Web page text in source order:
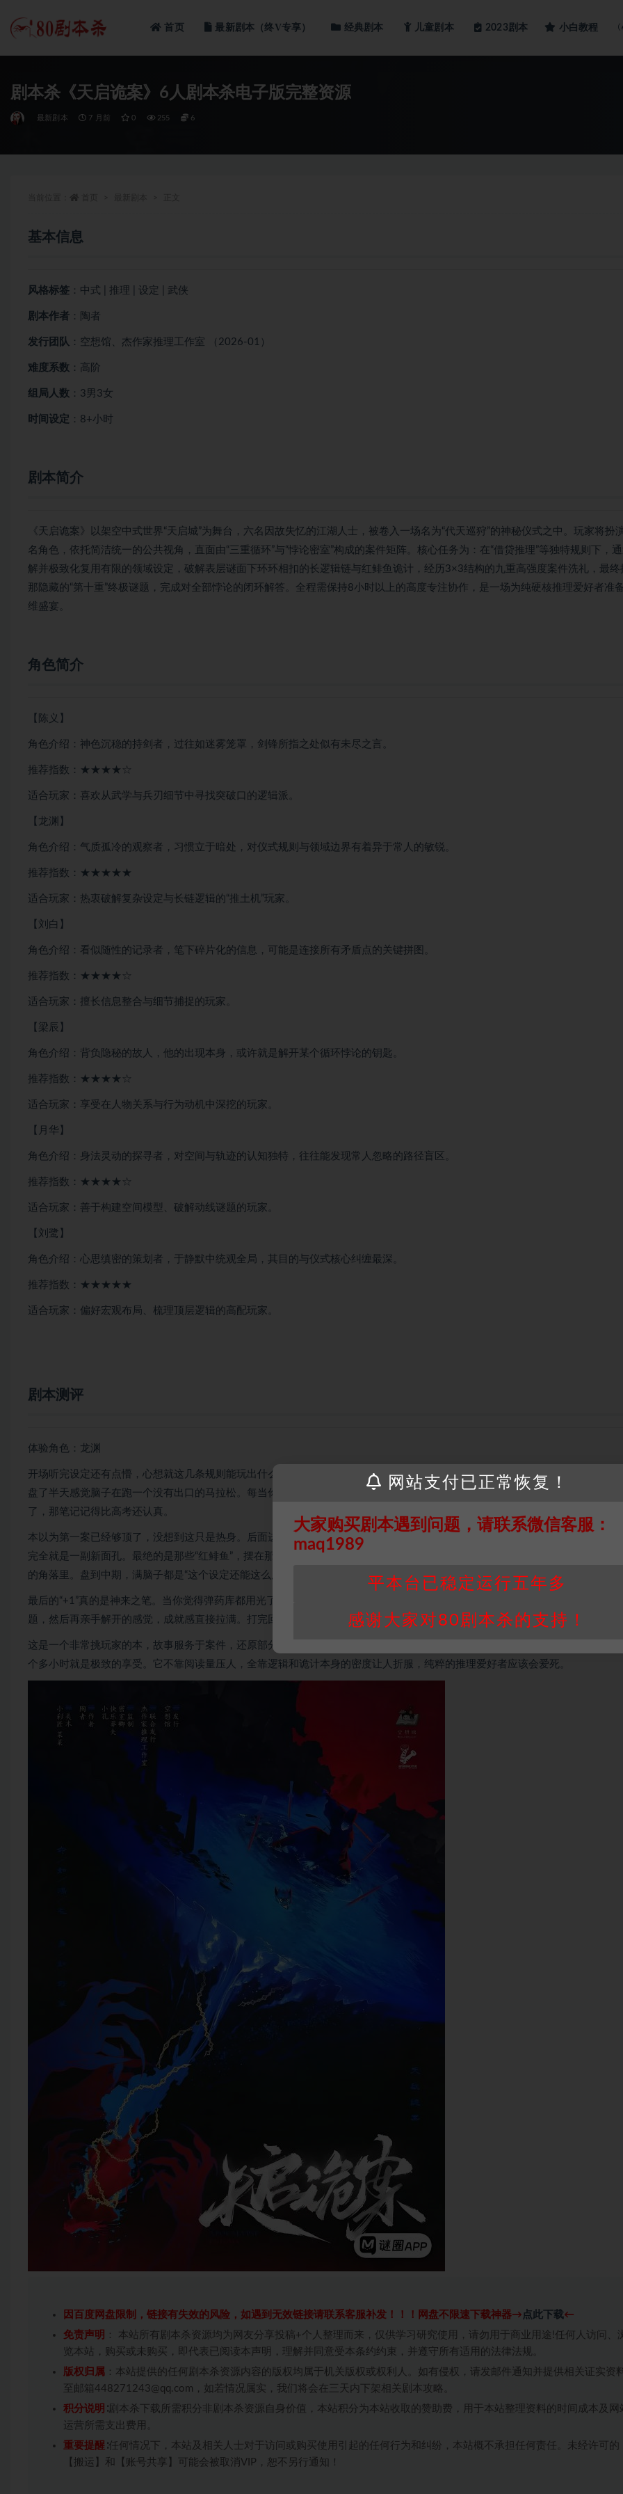
首页 最新剧本（终V专享） 经典剧本 儿童剧本 2023剧本 小白教程
剧本杀《天启诡案》6人剧本杀电子版完整资源
最新剧本 7 月前 0 255 6
基本信息
风格标签 ：中式 | 推理 | 设定 | 武侠
剧本作者 ：陶者
发行团队 ：空想馆、杰作家推理工作室 （2026-01）
难度系数 ：高阶
组局人数 ：3男3女
时间设定 ：8+小时
剧本简介
《天启诡案》以架空中式世界“天启城”为舞台，六名因故失忆的江湖人士，被卷入一场名为“代天巡狩”的神秘仪式之中。玩家将扮
名角色，依托简洁统一的公共视角，直面由“三重循环”与“悖论密室”构成的案件矩阵。核心任务为：在“借贷推理”等独特规则下，
解并极致化复用有限的领域设定，破解表层谜面下环环相扣的长逻辑链与红鲱鱼诡计，经历3×3结构的九重高强度案件洗礼，最终
那隐藏的“第十重”终极谜题，完成对全部悖论的闭环解答。全程需保持8小时以上的高度专注协作，是一场为纯硬核推理爱好者准
维盛宴。
角色简介
【陈义】
角色介绍：神色沉稳的持剑者，过往如迷雾笼罩，剑锋所指之处似有未尽之言。
推荐指数：★★★★☆
适合玩家：喜欢从武学与兵刃细节中寻找突破口的逻辑派。
【龙渊】
角色介绍：气质孤冷的观察者，习惯立于暗处，对仪式规则与领域边界有着异于常人的敏锐。
推荐指数：★★★★★
适合玩家：热衷破解复杂设定与长链逻辑的“推土机”玩家。
【刘白】
角色介绍：看似随性的记录者，笔下碎片化的信息，可能是连接所有矛盾点的关键拼图。
推荐指数：★★★★☆
适合玩家：擅长信息整合与细节捕捉的玩家。
【梁辰】
角色介绍：背负隐秘的故人，他的出现本身，或许就是解开某个循环悖论的钥匙。
推荐指数：★★★★☆
适合玩家：享受在人物关系与行为动机中深挖的玩家。
【月华】
角色介绍：身法灵动的探寻者，对空间与轨迹的认知独特，往往能发现常人忽略的路径盲区。
推荐指数：★★★★☆
适合玩家：善于构建空间模型、破解动线谜题的玩家。
【刘鹭】
角色介绍：心思缜密的策划者，于静默中统观全局，其目的与仪式核心纠缠最深。
推荐指数：★★★★★
适合玩家：偏好宏观布局、梳理顶层逻辑的高配玩家。
剧本测评
体验角色：龙渊
开场听完设定还有点懵，心想就这几条规则能玩出什么花。结果第一个案子直接给我干沉默了，什么A杀B、B杀C、C杀A的死亡循
盘了半天感觉脑子在跑一个没有出口的马拉松。每当你觉得找到一条路，立刻就有新的悖论跳出来堵死。我们车上的推土机们眼睛
了，那笔记记得比高考还认真。
本以为第一案已经够顶了，没想到这只是热身。后面进入“3×3”的节奏，感觉就像在拧一个逻辑魔方。同一个案子，换一个条件再
完全就是一副新面孔。最绝的是那些“红鲱鱼”，摆在那里诱惑你跳坑，等你费老大劲爬出来才发现，真解就在坑边上一个你从来没
的角落里。盘到中期，满脑子都是“这个设定还能这么用？”。
最后的“+1”真的是神来之笔。当你觉得弹药库都用光了，作者笑眯眯地让你用自己的推理成果再造一把武器。那种自己给自己造了
题，然后再亲手解开的感觉，成就感直接拉满。打完回头再看，前面所有的细节都没有浪费，严丝合缝。
这是一个非常挑玩家的本，故事服务于案件，还原部分基本白给。但如果你就喜欢这种不带一点水分、从头盘到尾的硬核体验，那
个多小时就是极致的享受。它不靠阅读量压人，全靠逻辑和诡计本身的密度让人折服，纯粹的推理爱好者应该会爱死。
因百度网盘限制，链接有失效的风险，如遇到无效链接请联系客服补发！！！网盘不限速下载神器→ 点此下载←
免责声明 ： 本站所有剧本杀资源均为网友分享投稿+个人整理而来，仅供学习研究使用，请勿用于商业用途!任何人访问、
览本站，购买或未购买，即代表已阅读本声明，理解并同意受本条约约束，并遵守所有适用的法律法规。
版权归属 ：本站提供的任何剧本杀资源内容的版权均属于机关版权或权利人。如有侵权，请发邮件通知并提供相关证实资料
至邮箱448271243@qq.com，如若情况属实，我们将会在三天内下架相关剧本攻略。
积分说明 ∶剧本杀下载所需积分非剧本杀资源自身价值，本站积分为本站收取的赞助费，用于本站整理资料的时间成本及网
运营所需支出费用。
重要提醒 ∶任何情况下，本站及相关人士对于访问或购买使用引起的任何行为和纠纷，本站概不承担任何责任。未经许可的
【搬运】和【账号共享】可能会被取消VIP，恕不另行通知！
网站支付已正常恢复！
大家购买剧本遇到问题，请联系微信客服：
maq1989
平本台已稳定运行五年多
感谢大家对80剧本杀的支持！